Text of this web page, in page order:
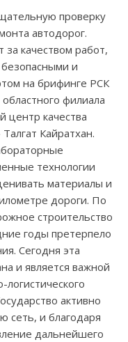
проверку
автодорог.
за качеством работ,
и
на брифинге РСК
филиала
качества
Кайратхан.
технологии
материалы и
дороги. По
строительство
годы претерпело
Сегодня эта
и является важной
активно
сеть, и благодаря
дальнейшего